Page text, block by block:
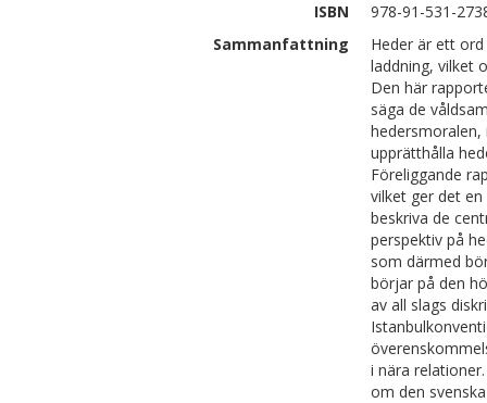
ISBN
978-91-531-
Sammanfattning
Heder är ett
laddning, vilket
Den här
säga de
upprätthålla
Föreliggande
vilket ger det
beskriva de
perspektiv på
som därmed
börjar på den
av all slags
i nära
om den